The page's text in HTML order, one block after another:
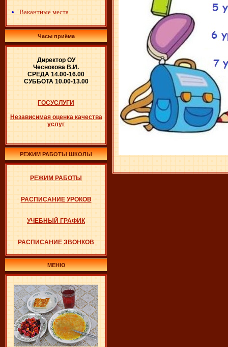
Вакантные места
Часы приёма
Директор ОУ
Чеснокова В.И.
СРЕДА 14.00-16.00
СУББОТА 10.00-13.00
ГОСУСЛУГИ
Независимая оценка качества
услуг
РЕЖИМ РАБОТЫ ШКОЛЫ
РЕЖИМ РАБОТЫ
РАСПИСАНИЕ УРОКОВ
УЧЕБНЫЙ ГРАФИК
РАСПИСАНИЕ ЗВОНКОВ
МЕНЮ